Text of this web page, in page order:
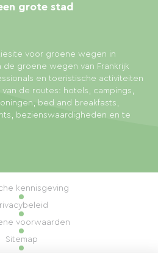
voor groene wegen in
de groene wegen van Frankrijk
en toeristische activiteiten
de routes: hotels, campings,
bed and breakfasts,
bezienswaardigheden en te
grote stad
kennisgeving
voorwaarden
Sitemap